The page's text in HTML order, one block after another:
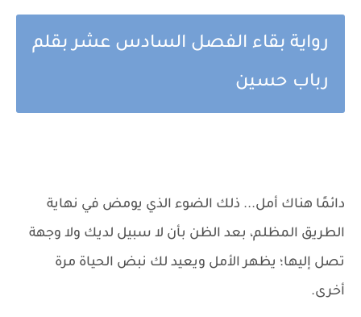
رواية بقاء الفصل السادس عشر بقلم
رباب حسين
دائمًا هناك أمل... ذلك الضوء الذي يومض في نهاية
الطريق المظلم، بعد الظن بأن لا سبيل لديك ولا وجهة
تصل إليها؛ يظهر الأمل ويعيد لك نبض الحياة مرة
أخرى.